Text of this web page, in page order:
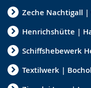
Zeche Nachtigall
Henrichshütte |
Schiffshebewerk
Textilwerk |